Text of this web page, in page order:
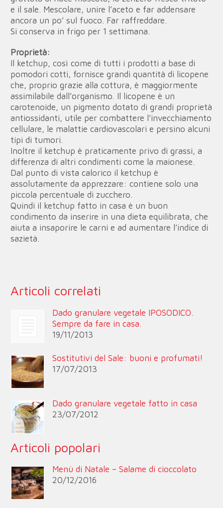
e il sale. Mescolare, unire l’aceto e far addensare
ancora un po’ sul fuoco. Far raffreddare.
Si conserva in frigo per 1 settimana.
Proprietà:
Il ketchup, così come di tutti i prodotti a base di
pomodori cotti, fornisce grandi quantità di licopene
che, proprio grazie alla cottura, è maggiormente
assimilabile dall’organismo. Il licopene è un
carotenoide, un pigmento dotato di grandi proprietà
antiossidanti, utile per combattere l’invecchiamento
cellulare, le malattie cardiovascolari e persino alcuni
tipi di tumori.
Inoltre il ketchup è praticamente privo di grassi, a
differenza di altri condimenti come la maionese.
Dal punto di vista calorico il ketchup è
assolutamente da apprezzare: contiene solo una
piccola percentuale di zucchero.
Quindi il ketchup fatto in casa è un buon
condimento da inserire in una dieta equilibrata, che
aiuta a insaporire le carni e ad aumentare l’indice di
sazietà.
Articoli correlati
Dado granulare vegetale IPOSODICO.
Sempre da fare in casa.
19/11/2013
Sostitutivi del Sale: buoni e profumati!
17/07/2013
Dado granulare vegetale fatto in casa
23/07/2012
Articoli popolari
Menù di Natale – Salame di cioccolato
20/12/2016